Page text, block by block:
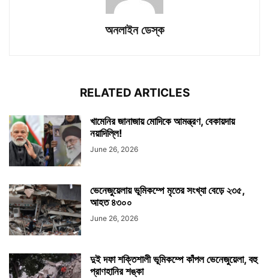
অনলাইন ডেস্ক
RELATED ARTICLES
খামেনির জানাজায় মোদিকে আমন্ত্রণ, বেকায়দায়
নয়াদিল্লি!
June 26, 2026
ভেনেজুয়েলায় ভূমিকম্পে মৃতের সংখ্যা বেড়ে ২৩৫,
আহত ৪৩০০
June 26, 2026
দুই দফা শক্তিশালী ভূমিকম্পে কাঁপল ভেনেজুয়েলা, বহু
প্রাণহানির শঙ্কা